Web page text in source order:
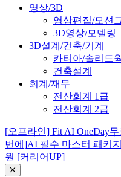
영상/3D
영상편집/모션
3D영상/모델링
3D설계/건축/기계
카티아/솔리드
건축설계
회계/재무
전산회계 1급
전산회계 2급
[오프라인] Fit AI OneDay
번에]AI 필수 마스터 패키지
원 [커리어UP]